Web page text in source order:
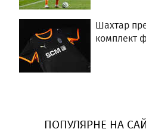
Шахтар
комплект
ПОПУЛЯРНЕ НА